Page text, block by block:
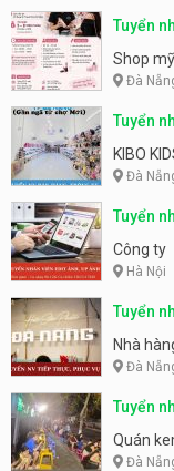
Tuyển
Shop
Đà
Tuyển
KIBO
Đà
Tuyển
Công ty
Hà Nội
Tuyển
Nhà
Đà
Tuyển
Quán
Đà